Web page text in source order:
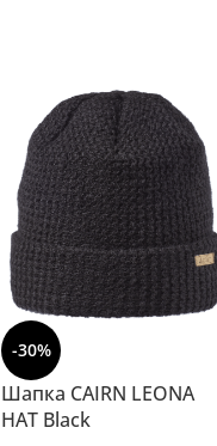
-30%
Шапка CAIRN LEONA
HAT Black